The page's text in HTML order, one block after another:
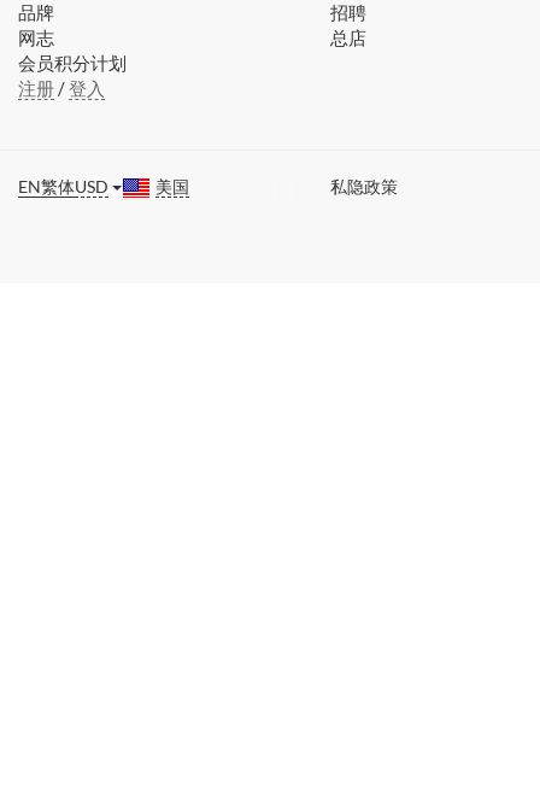
品牌
网志
会员积分计划
注册/登入
招聘
总店
EN繁体USD 美国 私隐政策